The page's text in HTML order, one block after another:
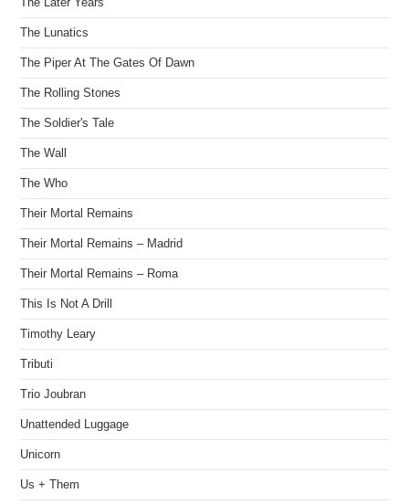
The Later Years
The Lunatics
The Piper At The Gates Of Dawn
The Rolling Stones
The Soldier's Tale
The Wall
The Who
Their Mortal Remains
Their Mortal Remains – Madrid
Their Mortal Remains – Roma
This Is Not A Drill
Timothy Leary
Tributi
Trio Joubran
Unattended Luggage
Unicorn
Us + Them